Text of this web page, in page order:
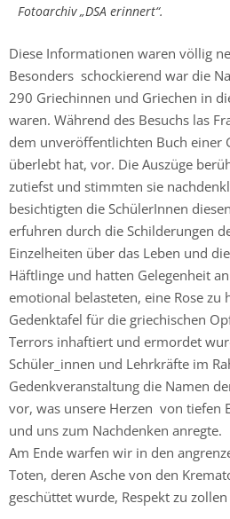
Fotoarchiv „DSA erinnert“.
Diese Informationen waren völlig
Besonders schockierend war die
290 Griechinnen und Griechen in
waren. Während des Besuchs las
dem unveröffentlichten Buch einer
überlebt hat, vor. Die Auszüge
zutiefst und stimmten sie
besichtigten die SchülerInnen
erfuhren durch die Schilderungen
Einzelheiten über das Leben und
Häftlinge und hatten Gelegenheit
emotional belasteten, eine Rose zu
Gedenktafel für die griechischen
Terrors inhaftiert und ermordet
Schüler_innen und Lehrkräfte im
Gedenkveranstaltung die Namen
vor, was unsere Herzen von tiefen
und uns zum Nachdenken anregte.
Am Ende warfen wir in den
Toten, deren Asche von den
geschüttet wurde, Respekt zu